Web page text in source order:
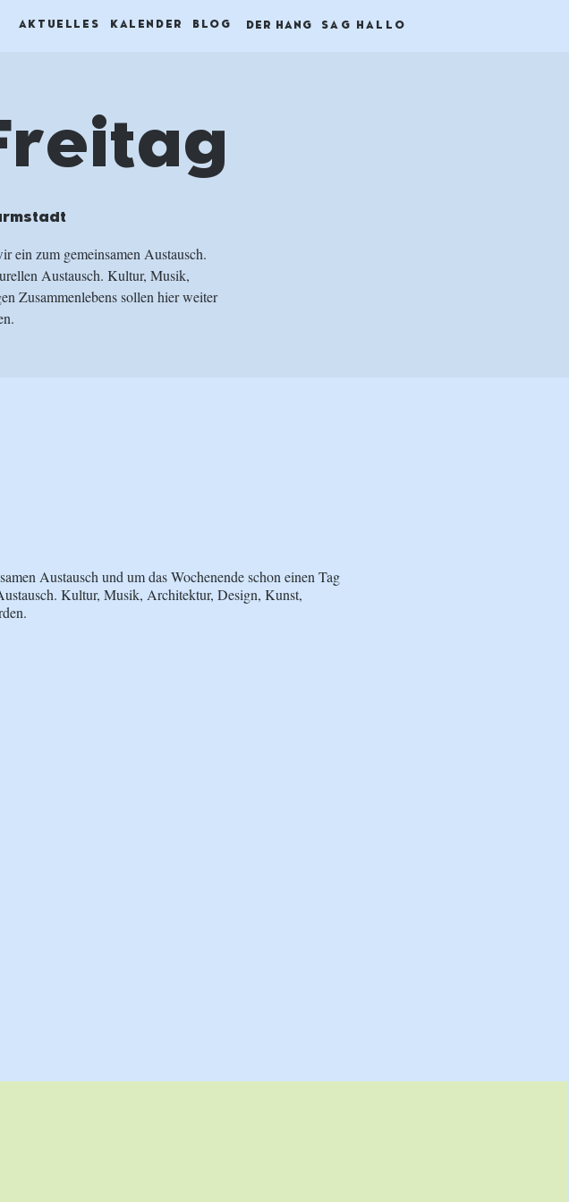
BLOG
KALENDER
AKTUELLES DER HANG SAG HALLO
ein zum gemeinsamen Austausch.
Austausch. Kultur, Musik,
Zusammenlebens sollen hier weiter
Austausch und um das Wochenende schon einen Tag
Kultur, Musik, Architektur, Design, Kunst,